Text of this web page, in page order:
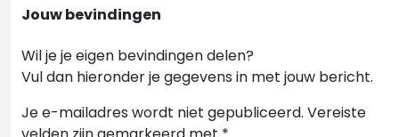
Jouw bevindingen
Wil je je eigen bevindingen delen?
Vul dan hieronder je gegevens in met jouw bericht.
Je e-mailadres wordt niet gepubliceerd. Vereiste